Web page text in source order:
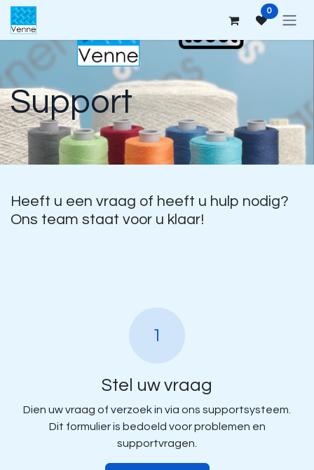
Overslaan naar inhoud 0
Support
Heeft u een vraag of heeft u hulp nodig?
Ons team staat voor u klaar!
1
Stel uw vraag
Dien uw vraag of verzoek in via ons supportsysteem.
Dit formulier is bedoeld voor problemen en
supportvragen.